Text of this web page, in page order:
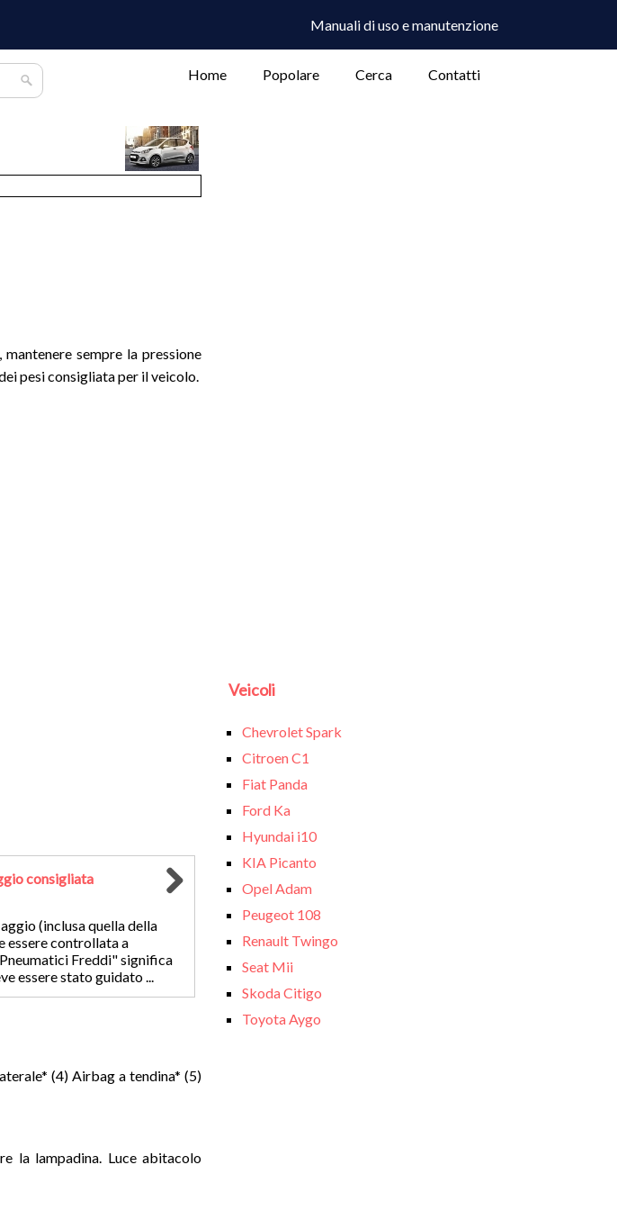
Manuali di uso e manutenzione
Home Popolare Cerca Contatti
sempre la pressione
pesi consigliata per il veicolo.
consigliata
(inclusa quella della
essere controllata a
Freddi" significa
essere stato guidato ...
(4) Airbag a tendina* (5)
la lampadina. Luce abitacolo
Veicoli
Chevrolet Spark
Citroen C1
Fiat Panda
Ford Ka
Hyundai i10
KIA Picanto
Opel Adam
Peugeot 108
Renault Twingo
Seat Mii
Skoda Citigo
Toyota Aygo